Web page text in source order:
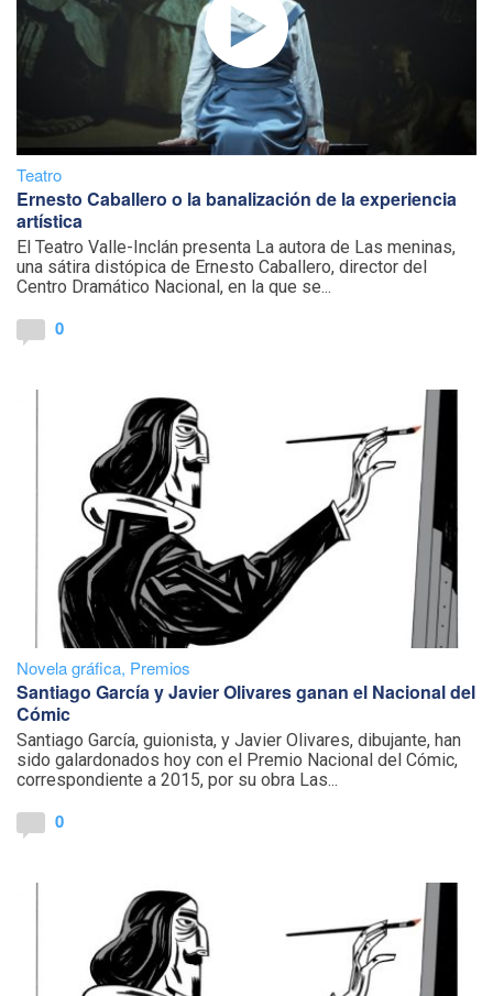
Teatro
Ernesto Caballero o la banalización de la experiencia
artística
El Teatro Valle-Inclán presenta La autora de Las meninas,
una sátira distópica de Ernesto Caballero, director del
Centro Dramático Nacional, en la que se...
0
Novela gráfica, Premios
Santiago García y Javier Olivares ganan el Nacional del
Cómic
Santiago García, guionista, y Javier Olivares, dibujante, han
sido galardonados hoy con el Premio Nacional del Cómic,
correspondiente a 2015, por su obra Las...
0